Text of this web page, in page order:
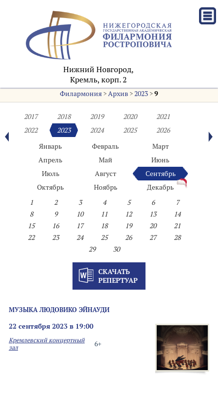
Нижний Новгород,
Кремль, корп. 2
Филармония>Архив>2023>9
2017 2018 2019 2020
2021
2022
2023 2024 2025
2026
Январь
Февраль
Март
Апрель
Май
Июнь
Июль
Август
Сентябрь
Октябрь
Ноябрь
Декабрь
1
2 3 4 5 6
7
8
9 10 11 12 13
14
15
16 17 18 19 20
21
22
23 24 25 26 27
28
29
30
СКАЧАТЬ
РЕПЕРТУАР
МУЗЫКА ЛЮДОВИКО ЭЙНАУДИ
22 сентября 2023 в 19:00
6+
Кремлевский концертный
зал